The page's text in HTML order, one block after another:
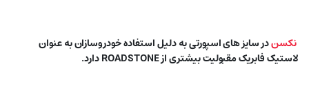
نکسندر سایز های اسپورتی به دلیل استفاده خودروسازان به عنوان
لاستیک فابریک مقبولیت بیشتری از ROADSTONE دارد.